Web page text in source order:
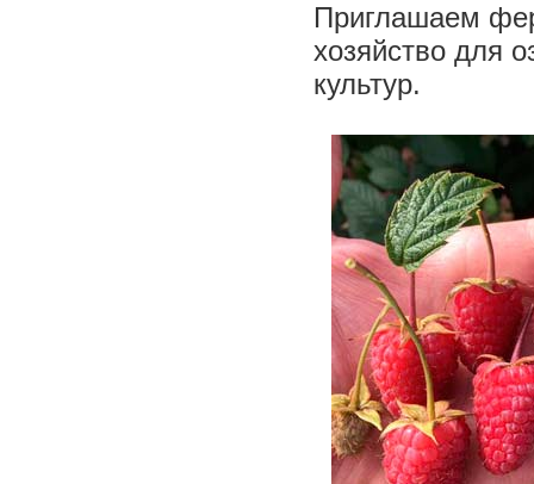
Приглашаем
хозяйство для
культур.